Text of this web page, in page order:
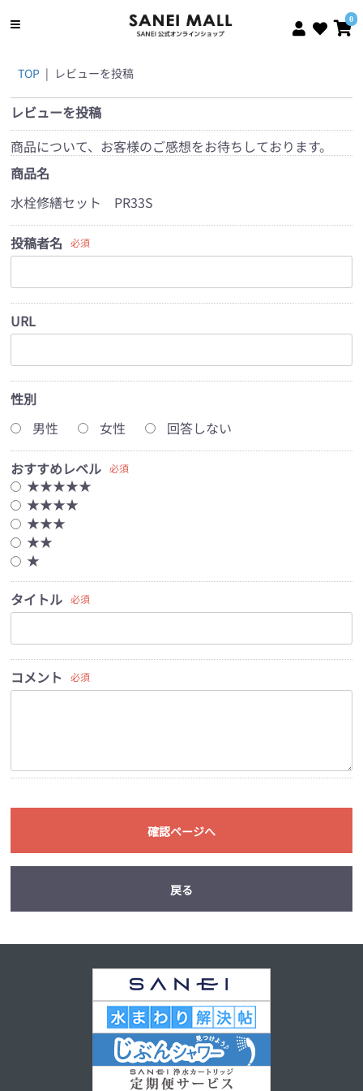
0
TOP | レビューを投稿
レビューを投稿
商品について、お客様のご感想をお待ちしております。
商品名
水栓修繕セット PR33S
投稿者名 必須
URL
性別
男性
女性 回答しない
おすすめレベル 必須
★★★★★
★★★★
★★★
★★
★
タイトル 必須
コメント 必須
確認ページへ
戻る